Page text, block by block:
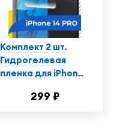
Комплект 2 шт.
Гидрогелевая
пленка для iPhone
пленка на Айфон
299 ₽